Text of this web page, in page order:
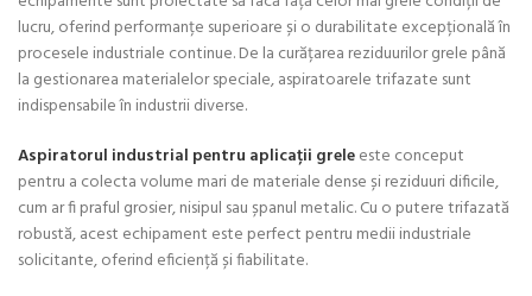
lucru, oferind performanțe superioare și o durabilitate excepțională în
procesele industriale continue. De la curățarea reziduurilor grele până
la gestionarea materialelor speciale, aspiratoarele trifazate sunt
indispensabile în industrii diverse.
Aspiratorul industrial pentru aplicații greleeste conceput
pentru a colecta volume mari de materiale dense și reziduuri dificile,
cum ar fi praful grosier, nisipul sau șpanul metalic. Cu o putere trifazată
robustă, acest echipament este perfect pentru medii industriale
solicitante, oferind eficiență și fiabilitate.